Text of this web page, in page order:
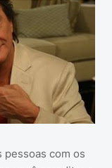
pessoas com os